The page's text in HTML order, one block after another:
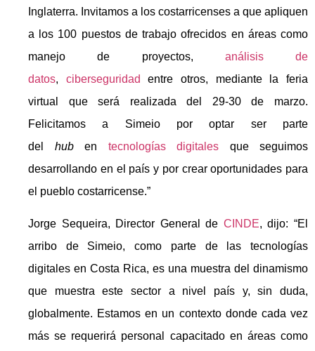
Inglaterra. Invitamos a los costarricenses a que apliquen
a los 100 puestos de trabajo ofrecidos en áreas como
manejo de proyectos, análisis de
datos, ciberseguridad entre otros, mediante la feria
virtual que será realizada del 29-30 de marzo.
Felicitamos a Simeio por optar ser parte
del huben tecnologías digitales que seguimos
desarrollando en el país y por crear oportunidades para
el pueblo costarricense.”
Jorge Sequeira, Director General de CINDE, dijo: “El
arribo de Simeio, como parte de las tecnologías
digitales en Costa Rica, es una muestra del dinamismo
que muestra este sector a nivel país y, sin duda,
globalmente. Estamos en un contexto donde cada vez
más se requerirá personal capacitado en áreas como